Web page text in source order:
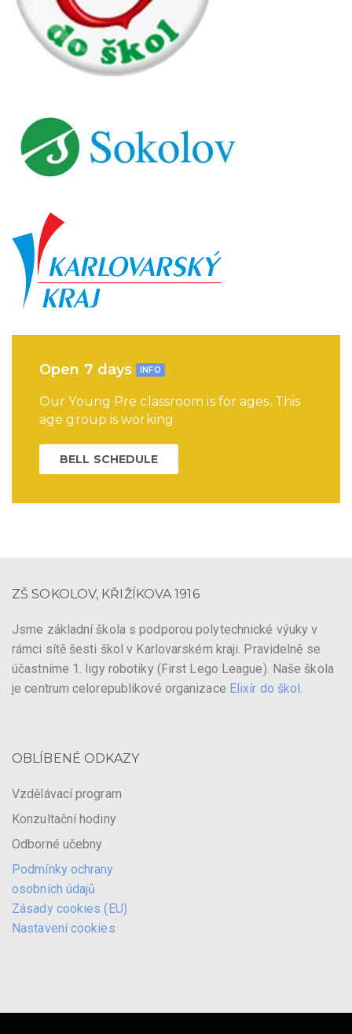
Open 7 days INFO
Our Young Pre classroom is for ages. This
age group is working
BELL SCHEDULE
ZŠ SOKOLOV, KŘIŽÍKOVA 1916
Jsme základní škola s podporou polytechnické výuky v
rámci sítě šesti škol v Karlovarském kraji. Pravidelně se
účastníme 1. ligy robotiky (First Lego League). Naše škola
je centrum celorepublikové organizace Elixír do škol .
OBLÍBENÉ ODKAZY
Vzdělávací program
Konzultační hodiny
Odborné učebny
Podmínky ochrany
osobních údajů
Zásady cookies (EU)
Nastavení cookies